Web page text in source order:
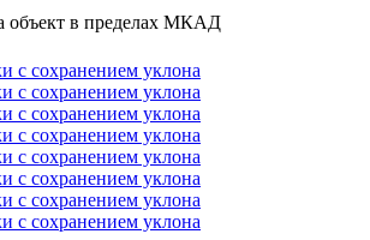
объект в пределах МКАД